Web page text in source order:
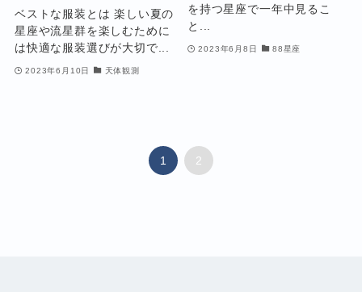
ベストな服装とは 楽しい夏の
星座や流星群を楽しむために
は快適な服装選びが大切で...
2023年6月10日 天体観測
を持つ星座で一年中見るこ
と...
2023年6月8日 88星座
1 2